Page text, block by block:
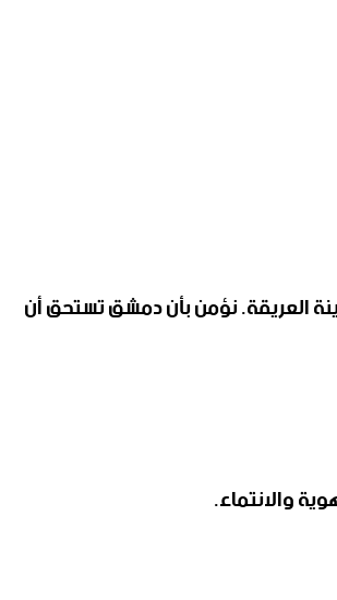
العريقة. نؤمن بأن دمشق تستحق أن
والانتماء.